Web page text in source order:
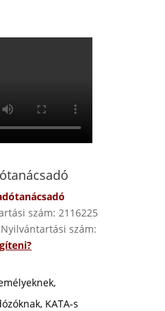
szám: 2116225
szám:
KATA-s